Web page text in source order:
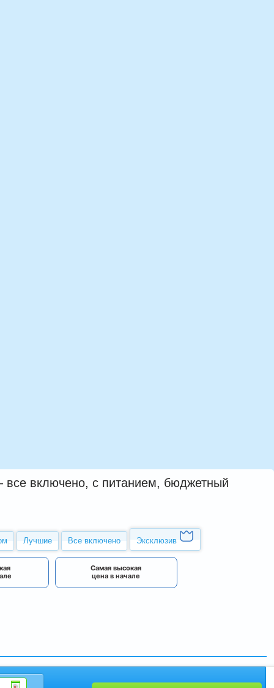
включено, с питанием, бюджетный
Лучшие Все включено Эксклюзив
Самая высокая
цена в начале